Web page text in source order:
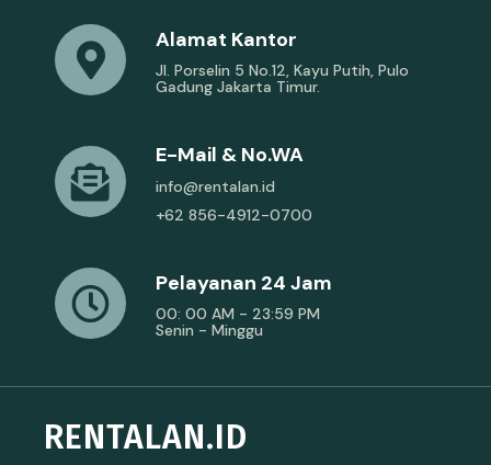
Alamat Kantor
Jl. Porselin 5 No.12, Kayu Putih, Pulo
Gadung Jakarta Timur.
E-Mail & No.WA
info@rentalan.id
+62 856-4912-0700
Pelayanan 24 Jam
00: 00 AM - 23:59 PM
Senin - Minggu
RENTALAN.ID